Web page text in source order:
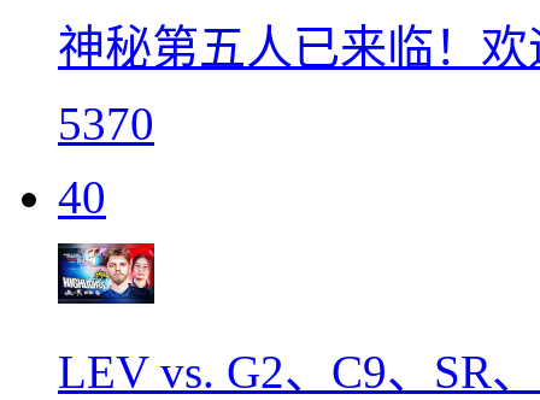
神秘第五人已来临！欢
5370
40
LEV vs. G2、C9、SR